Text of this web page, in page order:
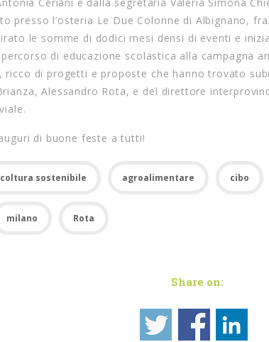
presso l’osteria Le Due Colonne di Albignano,
le somme di dodici mesi densi di eventi e
di educazione scolastica alla campagna
ricco di progetti e proposte che hanno trovato
Alessandro Rota, e del direttore
di buone feste a tutti!
sostenibile agroalimentare cibo
milano Rota
Share on: